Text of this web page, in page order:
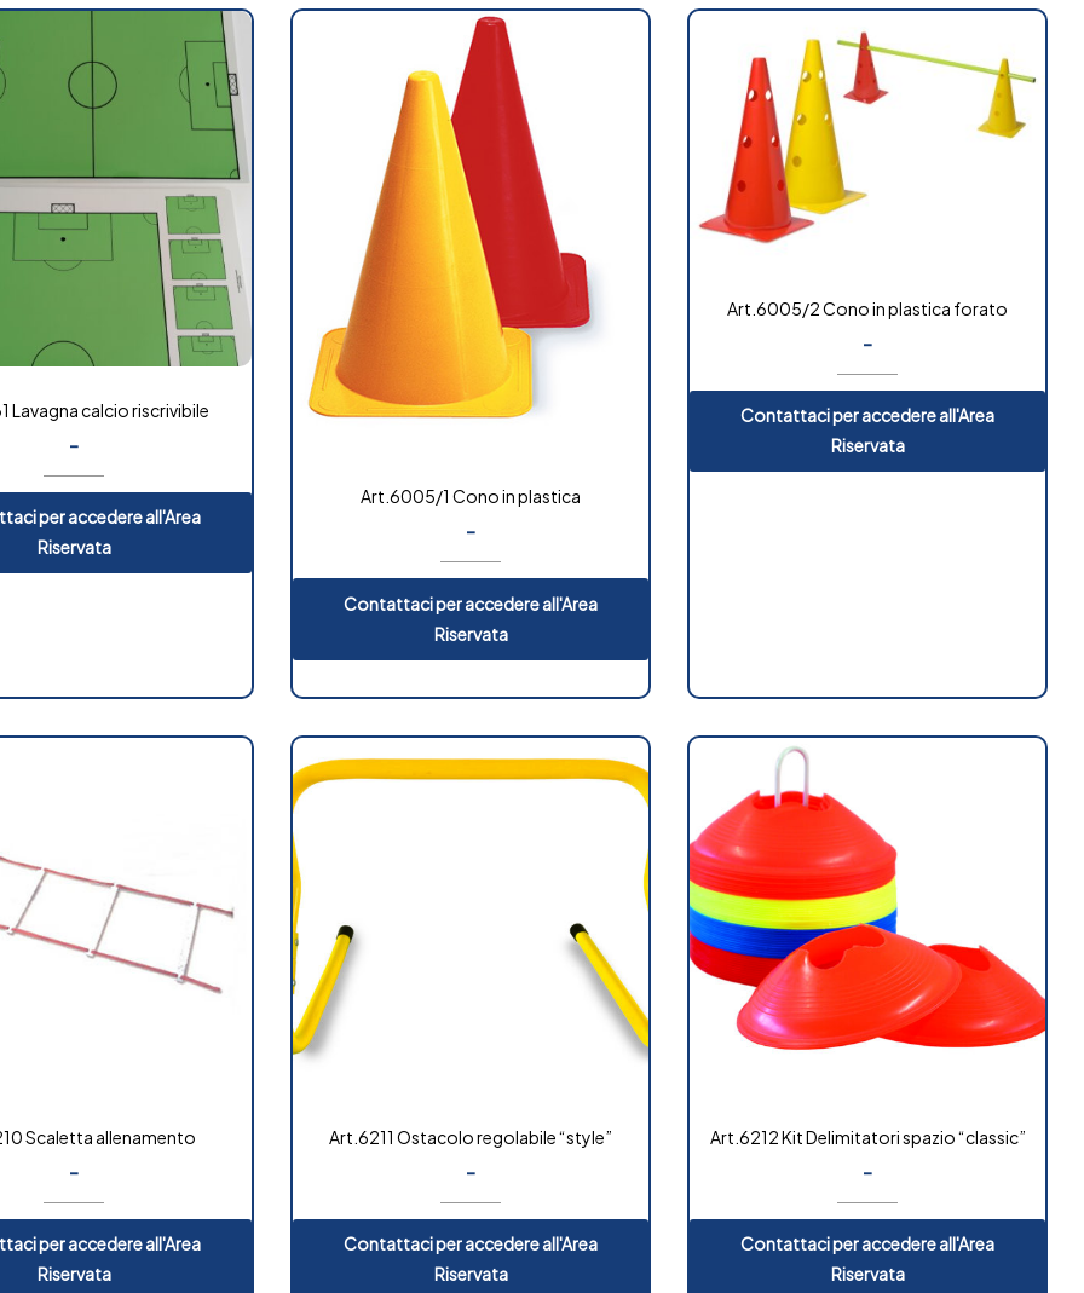
Lavagna calcio riscrivibile
-
per accedere all'Area
Riservata
Art.6005/1 Cono in plastica
-
Contattaci per accedere all'Area
Riservata
Art.6005/2 Cono in plastica forato
-
Contattaci per accedere all'Area
Riservata
Scaletta allenamento
-
per accedere all'Area
Riservata
Art.6211 Ostacolo regolabile “style”
-
Contattaci per accedere all'Area
Riservata
Art.6212 Kit Delimitatori spazio “classic”
-
Contattaci per accedere all'Area
Riservata